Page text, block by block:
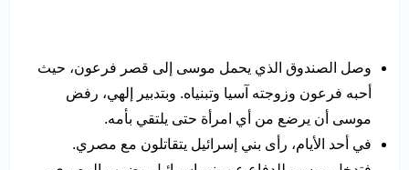
وصل الصندوق الذي يحمل موسى إلى قصر فرعون، حيث
أحبه فرعون وزوجته آسيا وتبنياه. وبتدبير إلهي، رفض
موسى أن يرضع من أي امرأة حتى يلتقي بأمه.
في أحد الأيام، رأى بني إسرائيل يتقاتلون مع مصري.